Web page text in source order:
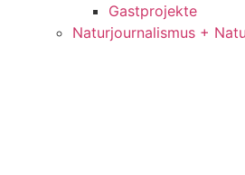
Gastprojekte
Naturjournalismus +